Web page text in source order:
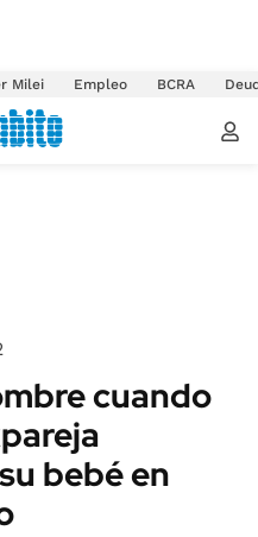
Milei Empleo BCRA
cuando
bebé en